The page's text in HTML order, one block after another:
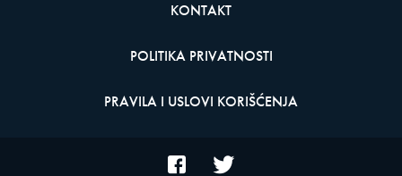
KONTAKT
POLITIKA PRIVATNOSTI
PRAVILA I USLOVI KORIŠĆENJA